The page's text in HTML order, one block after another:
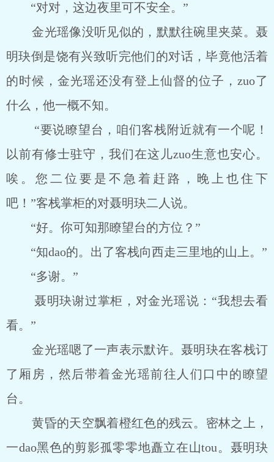
“对对，这边夜里可不安全。”
金光瑶像没听见似的，默默往碗里夹菜。聂
明玦倒是饶有兴致听完他们的对话，毕竟他活着
的时候，金光瑶还没有登上仙督的位子，zuo了
什么，他一概不知。
“要说瞭望台，咱们客栈附近就有一个呢！
以前有修士驻守，我们在这儿zuo生意也安心。
唉。您二位要是不急着赶路，晚上也住下
吧！”客栈掌柜的对聂明玦二人说。
“好。你可知那瞭望台的方位？”
“知dao的。出了客栈向西走三里地的山上。”
“多谢。”
聂明玦谢过掌柜，对金光瑶说：“我想去看
看。”
金光瑶嗯了一声表示默许。聂明玦在客栈订
了厢房，然后带着金光瑶前往人们口中的瞭望
台。
黄昏的天空飘着橙红色的残云。密林之上，
一dao黑色的剪影孤零零地矗立在山tou。聂明玦